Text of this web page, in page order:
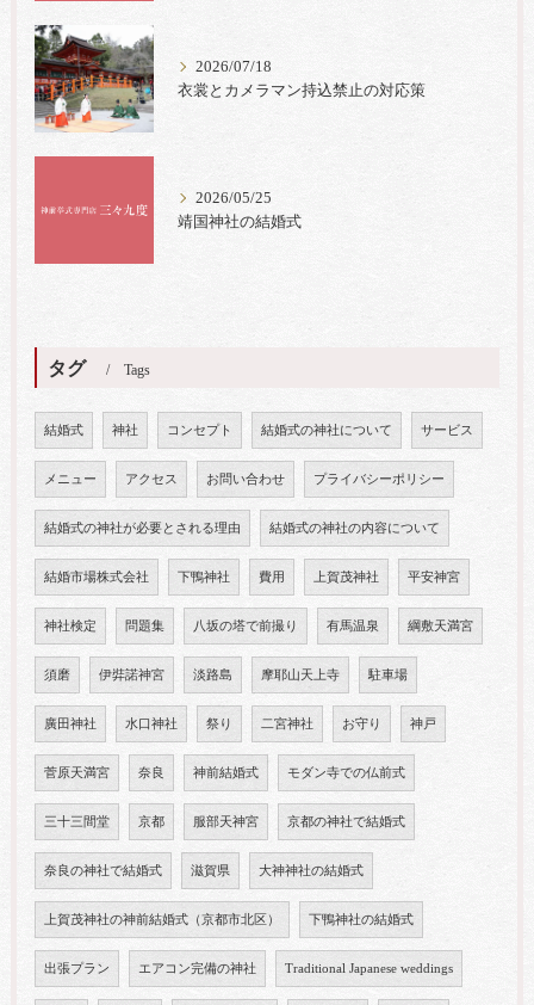
2026/07/18
衣裳とカメラマン持込禁止の対応策
2026/05/25
靖国神社の結婚式
タグ Tags
結婚式 神社 コンセプト 結婚式の神社について サービス
メニュー アクセス お問い合わせ プライバシーポリシー
結婚式の神社が必要とされる理由 結婚式の神社の内容について
結婚市場株式会社 下鴨神社 費用 上賀茂神社 平安神宮
神社検定 問題集 八坂の塔で前撮り 有馬温泉 綱敷天満宮
須磨 伊弉諾神宮 淡路島 摩耶山天上寺 駐車場
廣田神社 水口神社 祭り 二宮神社 お守り 神戸
菅原天満宮 奈良 神前結婚式 モダン寺での仏前式
三十三間堂 京都 服部天神宮 京都の神社で結婚式
奈良の神社で結婚式 滋賀県 大神神社の結婚式
上賀茂神社の神前結婚式（京都市北区） 下鴨神社の結婚式
出張プラン エアコン完備の神社 Traditional Japanese weddings